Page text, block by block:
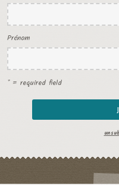
Prénom
* = required field